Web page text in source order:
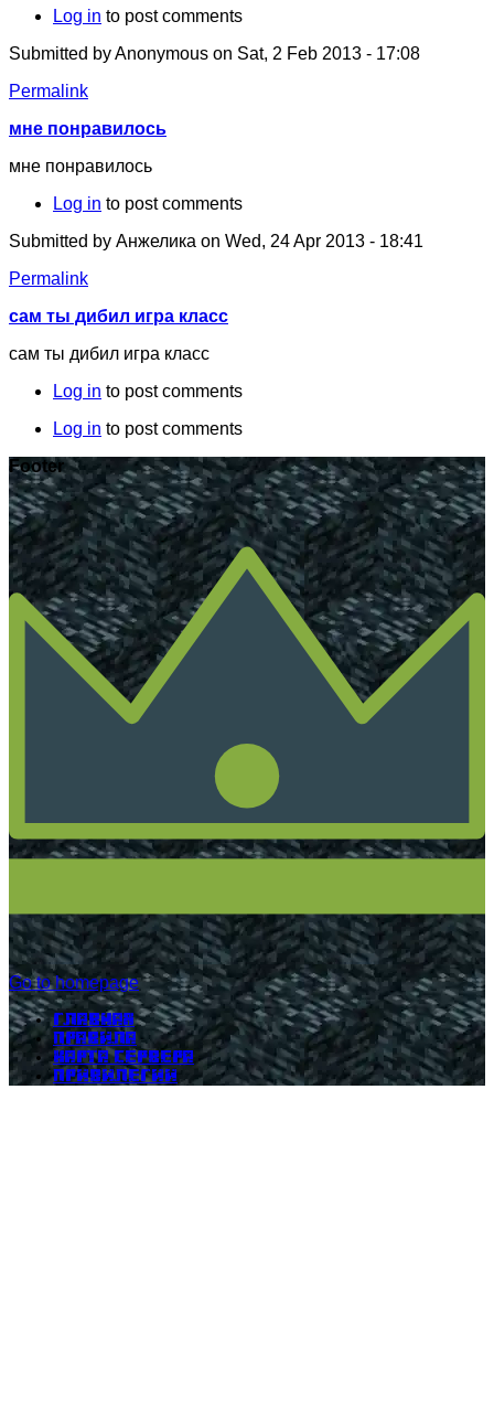
Log in to post comments
Submitted byAnonymous on Sat, 2 Feb 2013 - 17:08
Permalink
мне понравилось
мне понравилось
Log in to post comments
Submitted by Анжелика on Wed, 24 Apr 2013 - 18:41
Permalink
сам ты дибил игра класс
сам ты дибил игра класс
Log in to post comments
Log in to post comments
Footer
Go to homepage
Главная
Правила
Карта сервера
Привилегии